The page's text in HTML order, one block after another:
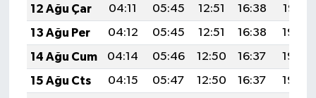
12 Ağu Çar
04:11 05:45 12:51 16:38
19:47
13 Ağu Per
04:12 05:45 12:51 16:38
19:46
14 Ağu Cum
04:14 05:46 12:50 16:37
19:45
15 Ağu Cts
04:15 05:47 12:50 16:37
19:43